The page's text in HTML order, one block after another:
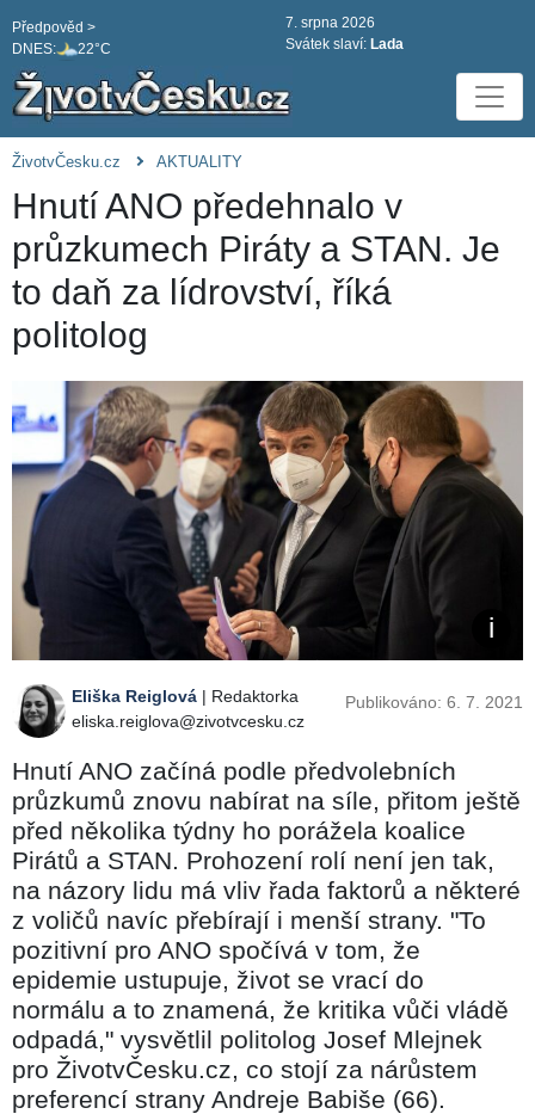
DNES: 22°C
Předpověd >
7. srpna 2026
Svátek slaví: Lada
ŽivotvČesku.cz AKTUALITY
Hnutí ANO předehnalo v
průzkumech Piráty a STAN. Je
to daň za lídrovství, říká
politolog
Eliška Reiglová | Redaktorka
eliska.reiglova@zivotvcesku.cz
Publikováno: 6. 7. 2021
Hnutí ANO začíná podle předvolebních
průzkumů znovu nabírat na síle, přitom ještě
před několika týdny ho porážela koalice
Pirátů a STAN. Prohození rolí není jen tak,
na názory lidu má vliv řada faktorů a některé
z voličů navíc přebírají i menší strany. "To
pozitivní pro ANO spočívá v tom, že
epidemie ustupuje, život se vrací do
normálu a to znamená, že kritika vůči vládě
odpadá," vysvětlil politolog Josef Mlejnek
pro ŽivotvČesku.cz, co stojí za nárůstem
preferencí strany Andreje Babiše (66).